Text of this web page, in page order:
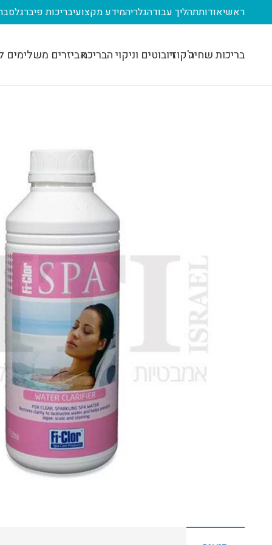
ראשיאודותתהליך עבודהגלריהמידע מקצועיבריכות פיברגלס
בריכות שחיהג'קוזירובוטים וניקוי הבריכהאביזרים משלימים